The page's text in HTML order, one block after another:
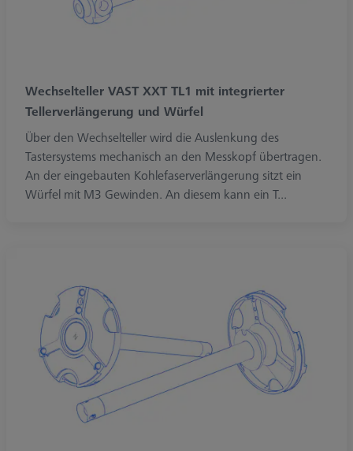
Wechselteller VAST XXT TL1 mit integrierter
Tellerverlängerung und Würfel
Über den Wechselteller wird die Auslenkung des
Tastersystems mechanisch an den Messkopf übertragen.
An der eingebauten Kohlefaserverlängerung sitzt ein
Würfel mit M3 Gewinden. An diesem kann ein T...